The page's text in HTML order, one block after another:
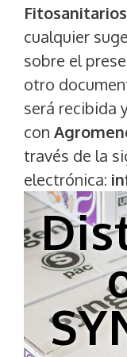
cualquier
sobre el
otro
será recibida
con
través de la
electrónica: